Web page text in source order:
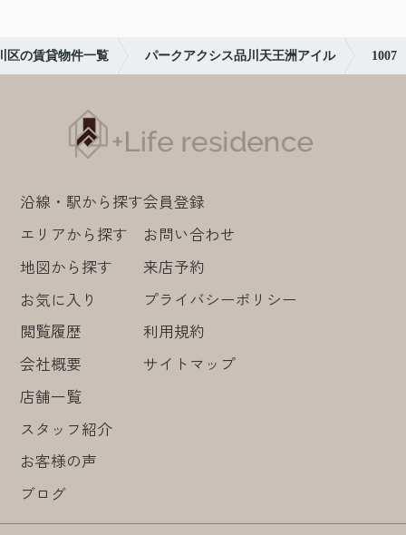
区の賃貸物件一覧 パークアクシス品川天王洲アイル 1007
沿線・駅から探す
エリアから探す
地図から探す
お気に入り
閲覧履歴
会社概要
店舗一覧
スタッフ紹介
お客様の声
ブログ
会員登録
お問い合わせ
来店予約
プライバシーポリシー
利用規約
サイトマップ